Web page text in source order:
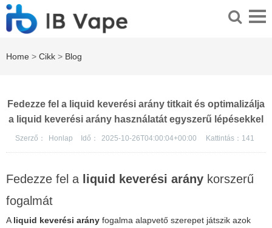
Home > Cikk > Blog
Fedezze fel a liquid keverési arány titkait és optimalizálja
a liquid keverési arány használatát egyszerű lépésekkel
Szerző： Honlap Idő： 2025-10-26T04:00:04+00:00 Kattintás： 141
Fedezze fel a liquid keverési arány korszerű
fogalmát
Aliquid keverési arány fogalma alapvető szerepet játszik azok